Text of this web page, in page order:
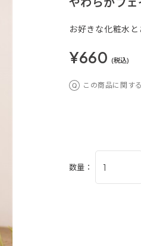
お好きな化粧水
¥660 (税込)
この商品に関す
数量：